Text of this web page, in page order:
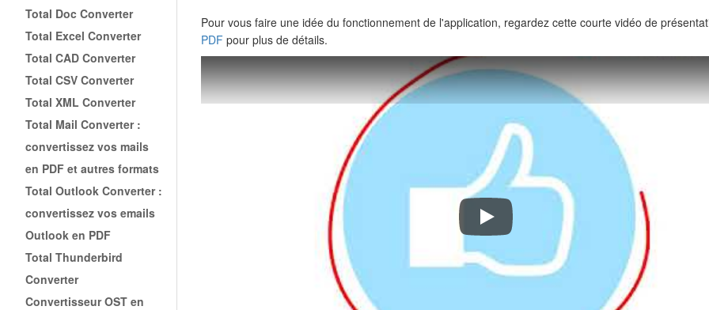
Total Doc Converter
Total Excel Converter
Total CAD Converter
Total CSV Converter
Total XML Converter
Total Mail Converter :
convertissez vos mails
en PDF et autres formats
Total Outlook Converter :
convertissez vos emails
Outlook en PDF
Total Thunderbird
Converter
Convertisseur OST en
Pour vous faire une idée du fonctionnement de l'application, regardez cette courte vidéo de
PDF pour plus de détails.
Emails Gmail ou Yahoo vers PDF